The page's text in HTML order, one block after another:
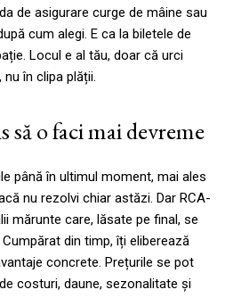
de asigurare curge de mâine sau
cum alegi. E ca la biletele de
Locul e al tău, doar că urci
în clipa plății.
să o faci mai devreme
până în ultimul moment, mai ales
nu rezolvi chiar astăzi. Dar RCA-
mărunte care, lăsate pe final, se
din timp, îți eliberează
concrete. Prețurile se pot
costuri, daune, sezonalitate și